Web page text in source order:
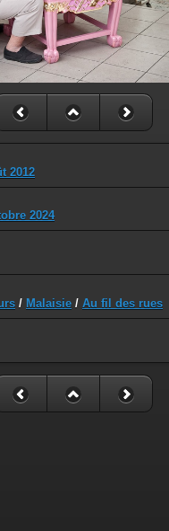
2012
2024
/ Malaisie / Au fil des rues